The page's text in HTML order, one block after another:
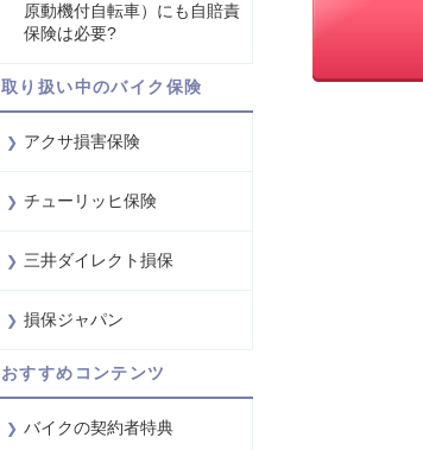
原動機付自転車）にも自賠責
保険は必要?
取り扱い中のバイク保険
アクサ損害保険
チューリッヒ保険
三井ダイレクト損保
損保ジャパン
おすすめコンテンツ
バイクの契約者特典